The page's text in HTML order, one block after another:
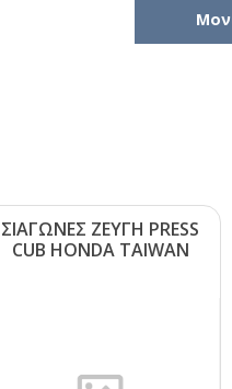
ΣΙΑΓΩΝΕΣ ΖΕΥΓΗ ΡRΕSS
CUΒ ΗΟΝDΑ ΤΑΙWΑΝ